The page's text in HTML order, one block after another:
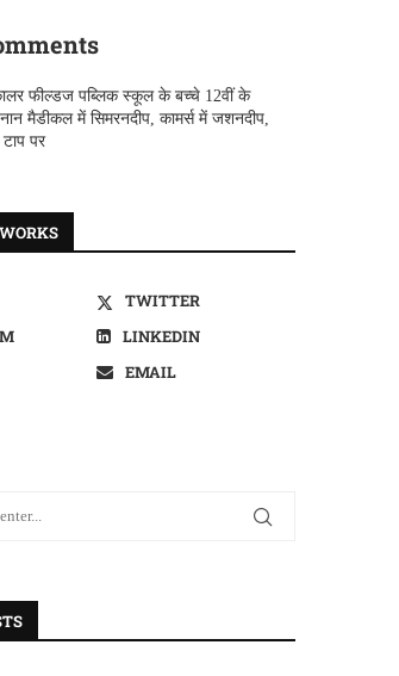
फील्डज पब्लिक स्कूल के बच्चे 12वीं के
नान मैडीकल में सिमरनदीप, कामर्स में जशनदीप,
पर
TWITTER
LINKEDIN
EMAIL